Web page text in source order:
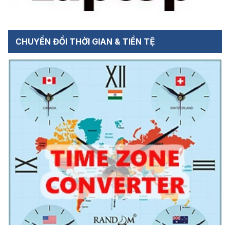
CHUYỂN ĐỔI THỜI GIAN & TIỀN TỆ